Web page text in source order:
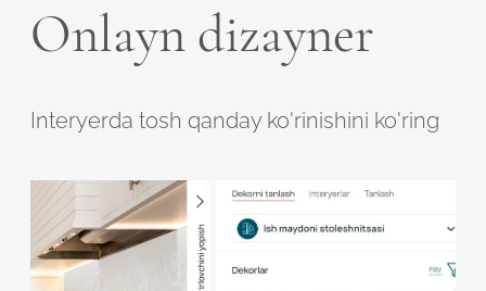
Onlayn dizayner
Interyerda tosh qanday ko'rinishini ko'ring